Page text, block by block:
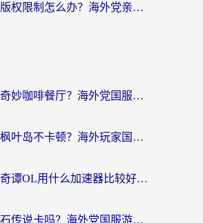
优酷在香港版权限制怎么办？海外党亲测有效的追剧加速方案
丹麦怎么玩奇妙咖啡餐厅？海外党国服游戏加速全攻略（附灌篮高手元气骑士实测）
巴西怎么玩枫叶岛不卡顿？海外玩家国服游戏加速器终极指南（含战双野兽领主提速秘籍）
英国玩古剑奇谭OL用什么加速器比较好？留学生亲测有效的国服游戏加速指南
在英国打炉石传说卡吗？海外党国服游戏不卡顿的终极指南